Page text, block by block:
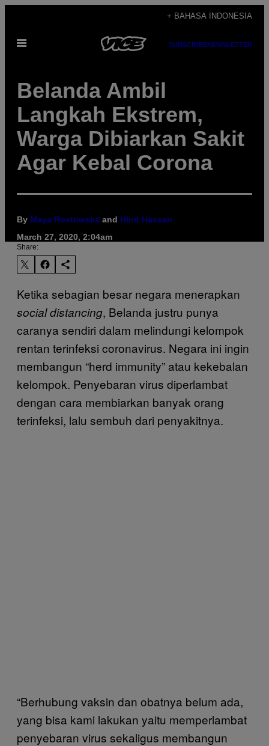
content
+ BAHASA INDONESIA
Open
SUBSCRIBENEWSLETTER
Belanda Ambil
Langkah Ekstrem,
Warga Dibiarkan Sakit
Agar Kebal Corona
By Maya Rostowska and Hind Hassan
March 27, 2020, 2:04am
Share:
Ketika sebagian besar negara menerapkan
social distancing, Belanda justru punya
caranya sendiri dalam melindungi kelompok
rentan terinfeksi coronavirus. Negara ini ingin
membangun “herd immunity” atau kekebalan
kelompok. Penyebaran virus diperlambat
dengan cara membiarkan banyak orang
terinfeksi, lalu sembuh dari penyakitnya.
“Berhubung vaksin dan obatnya belum ada,
yang bisa kami lakukan yaitu memperlambat
penyebaran virus sekaligus membangun